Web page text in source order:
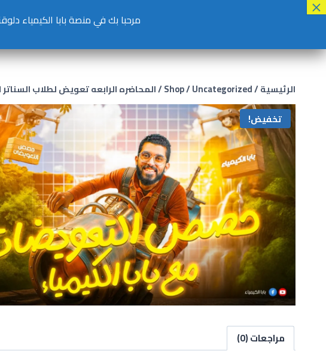
الرئيسية/
Shop/Uncategorized
/المحاضره الرابعه تعويض لطلاب السناتر
تخفيض!
مراجعات (0)
مرحبا بك في منصة بابا الكيمياء دلوقتي انت